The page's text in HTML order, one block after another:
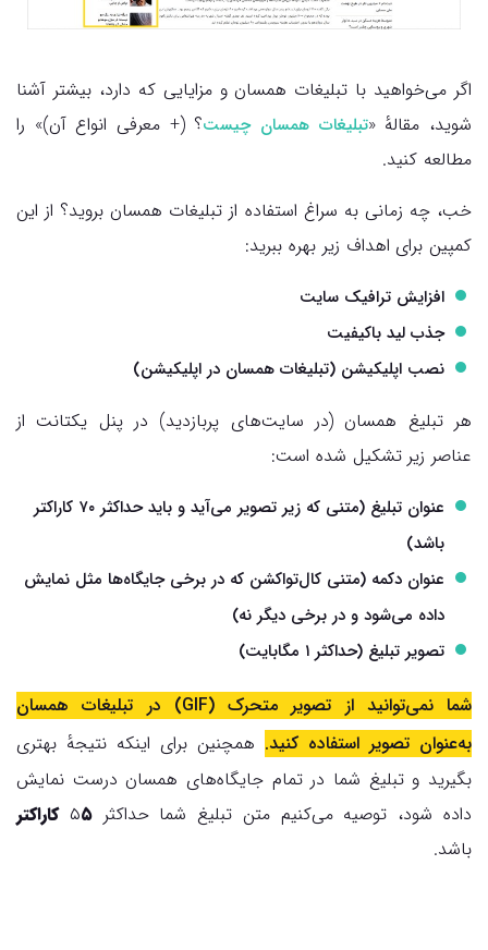
اگر می‌خواهید با تبلیغات همسان و مزایایی که دارد، بیشتر آشنا
شوید، مقالهٔ «تبلیغات همسان چیست؟ (+ معرفی انواع آن)» را
مطالعه کنید.
خب، چه زمانی به سراغ استفاده از تبلیغات همسان بروید؟ از این
کمپین برای اهداف زیر بهره ببرید:
افزایش ترافیک سایت
جذب لید باکیفیت
نصب اپلیکیشن (تبلیغات همسان در اپلیکیشن)
هر تبلیغ همسان (در سایت‌های پربازدید) در پنل یکتانت از
عناصر زیر تشکیل شده است:
عنوان تبلیغ (متنی که زیر تصویر می‌آید و باید حداکثر ۷۰ کاراکتر
باشد)
عنوان دکمه (متنی کال‌تواکشن که در برخی جایگاه‌ها مثل نمایش
داده می‌شود و در برخی دیگر نه)
تصویر تبلیغ (حداکثر ۱ مگابایت)
شما نمی‌توانید از تصویر متحرک (GIF) در تبلیغات همسان
به‌عنوان تصویر استفاده کنید. همچنین برای اینکه نتیجهٔ بهتری
بگیرید و تبلیغ شما در تمام جایگاه‌های همسان درست نمایش
داده شود، توصیه می‌کنیم متن تبلیغ شما حداکثر ۵۵ کاراکتر
باشد.